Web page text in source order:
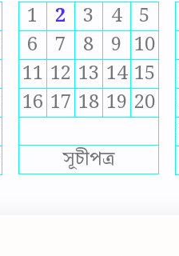
1 2 3 4
5
6
7 8 9 10
11 12 13 14 15
16 17 18 19 20
সূচীপত্র